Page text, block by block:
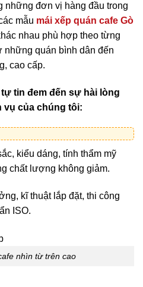
những đơn vị hàng đầu trong
mẫu mái xếp quán cafe Gò
nhau phù hợp theo từng
những quán bình dân đến
cao cấp.
tin đem đến sự hài lòng
vụ của chúng tôi:
kiểu dáng, tính thẩm mỹ
chất lượng không giảm.
kĩ thuật lắp đặt, thi công
ISO.
nhìn từ trên cao